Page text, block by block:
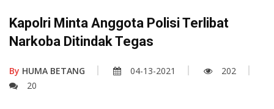
Kapolri Minta Anggota Polisi Terlibat
Narkoba Ditindak Tegas
By HUMA BETANG 04-13-2021
202
20